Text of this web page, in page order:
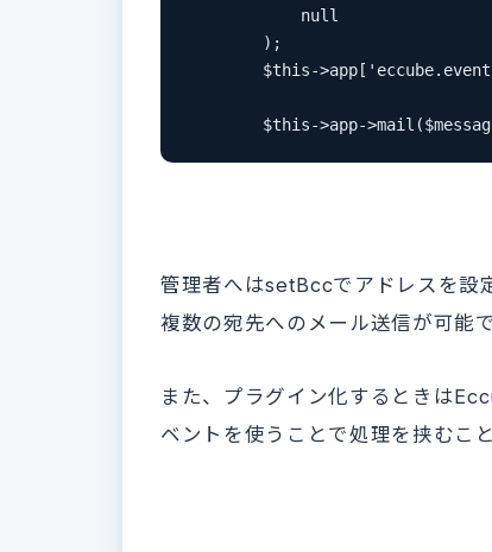
            null
        );
$this-
$this->app-
管理者へはsetBccでアドレスを設
複数の宛先へのメール送信が可能で
また、プラグイン化するときは
ベントを使うことで処理を挟むこ